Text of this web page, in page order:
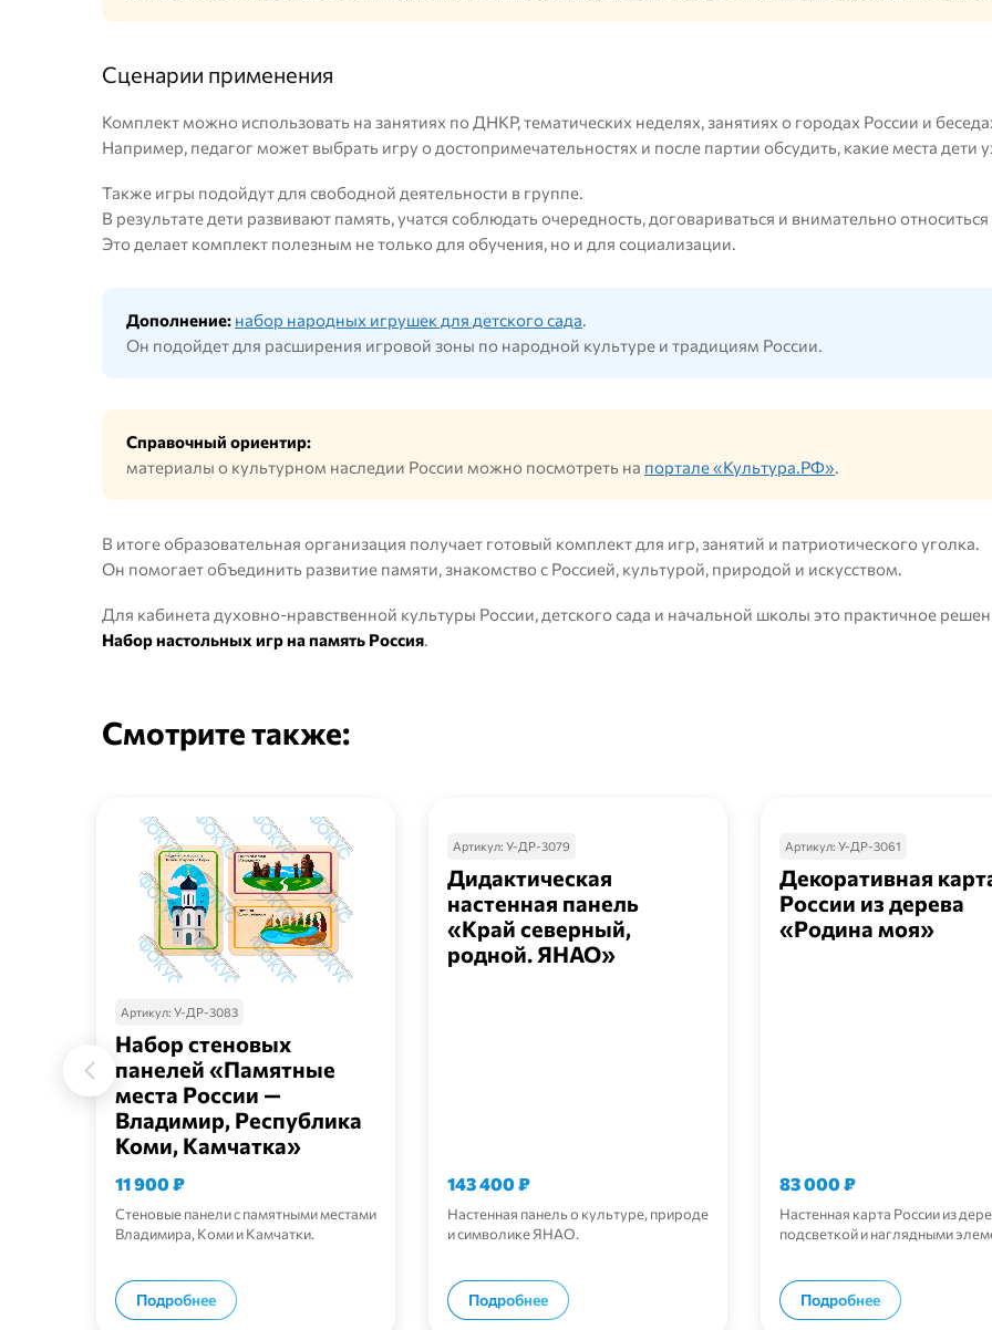
Сценарии применения
Комплект можно использовать на занятиях по ДНКР, тематических неделях, занятиях о городах России и
Например, педагог может выбрать игру о достопримечательностях и после партии обсудить, какие места дети
Также игры подойдут для свободной деятельности в группе.
В результате дети развивают память, учатся соблюдать очередность, договариваться и внимательно
Это делает комплект полезным не только для обучения, но и для социализации.
Дополнение: набор народных игрушек для детского сада.
Он подойдет для расширения игровой зоны по народной культуре и традициям России.
Справочный ориентир:
материалы о культурном наследии России можно посмотреть на портале «Культура.РФ».
В итоге образовательная организация получает готовый комплект для игр, занятий и патриотического уголка.
Он помогает объединить развитие памяти, знакомство с Россией, культурой, природой и искусством.
Для кабинета духовно-нравственной культуры России, детского сада и начальной школы это практичное
Набор настольных игр на память Россия.
Смотрите также:
Артикул: У-ДР-3083
Набор стеновых
панелей «Памятные
места России —
Владимир, Республика
Коми, Камчатка»
11 900₽
Стеновые панели с памятными местами
Владимира, Коми и Камчатки.
Подробнее
Артикул: У-ДР-3079
Дидактическая
настенная панель
«Край северный,
родной. ЯНАО»
143 400₽
Настенная панель о культуре, природе
и символике ЯНАО.
Подробнее
Артикул: У-ДР-3061
Декоративная
России из дерева
«Родина моя»
83 000₽
Настенная карта России из
подсветкой и наглядными
Подробнее